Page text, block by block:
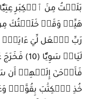
رَبِّ ٱجۡعَل لِّيٓ ءَايَةٗۖ
لَيَالٖ